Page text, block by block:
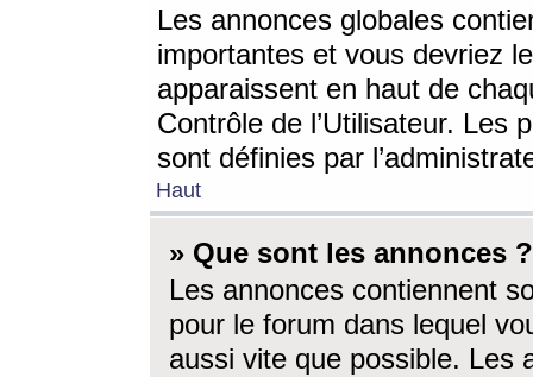
Les annonces globales
importantes et vous devriez
apparaissent en haut de
Contrôle de l’Utilisateur. Les
sont définies par
Haut
» Que sont les annonces ?
Les annonces contiennent
pour le forum dans lequel
aussi vite que possible. Les